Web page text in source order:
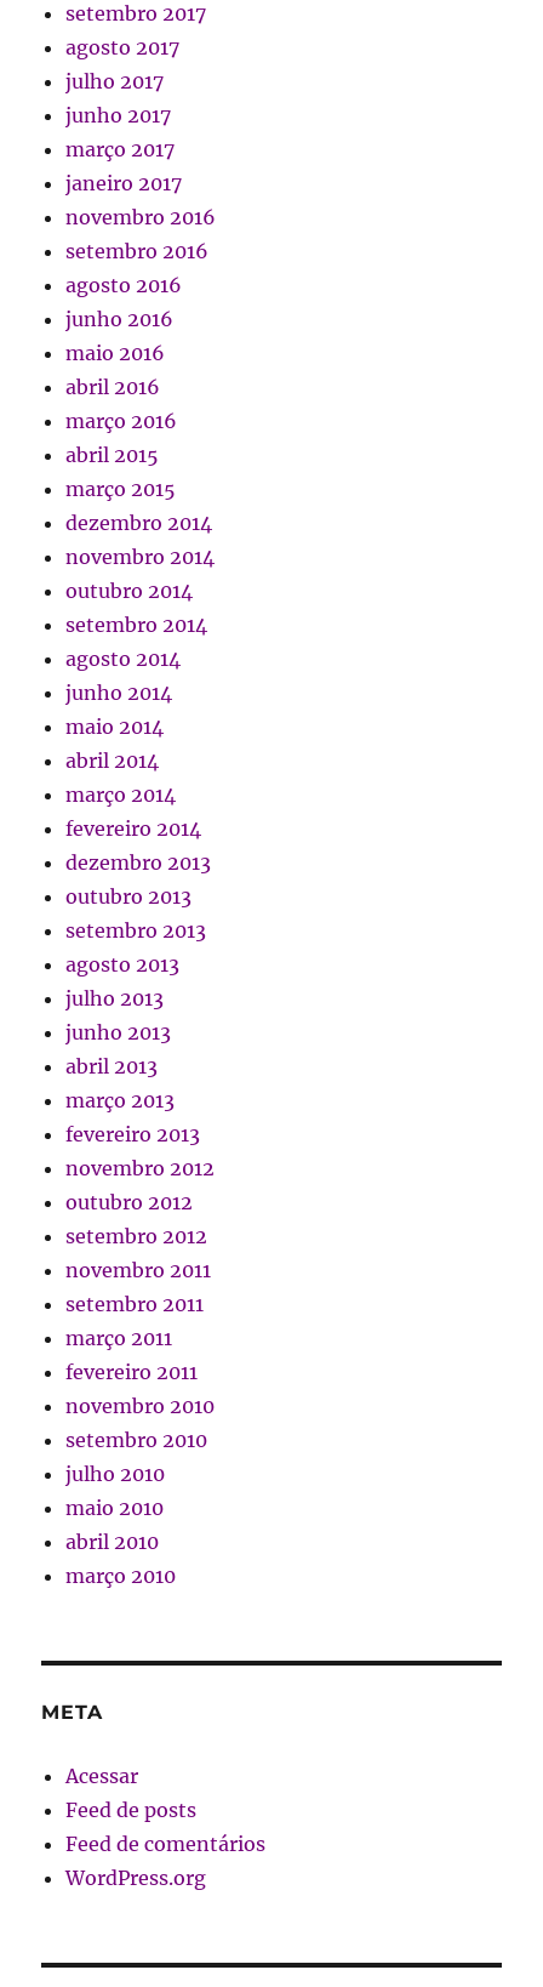
setembro 2017
agosto 2017
julho 2017
junho 2017
março 2017
janeiro 2017
novembro 2016
setembro 2016
agosto 2016
junho 2016
maio 2016
abril 2016
março 2016
abril 2015
março 2015
dezembro 2014
novembro 2014
outubro 2014
setembro 2014
agosto 2014
junho 2014
maio 2014
abril 2014
março 2014
fevereiro 2014
dezembro 2013
outubro 2013
setembro 2013
agosto 2013
julho 2013
junho 2013
abril 2013
março 2013
fevereiro 2013
novembro 2012
outubro 2012
setembro 2012
novembro 2011
setembro 2011
março 2011
fevereiro 2011
novembro 2010
setembro 2010
julho 2010
maio 2010
abril 2010
março 2010
META
Acessar
Feed de posts
Feed de comentários
WordPress.org